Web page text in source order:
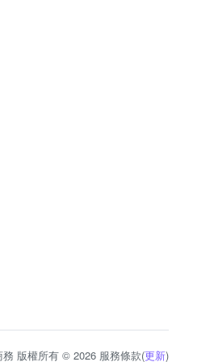
務 版權所有 © 2026 服務條款(更新)